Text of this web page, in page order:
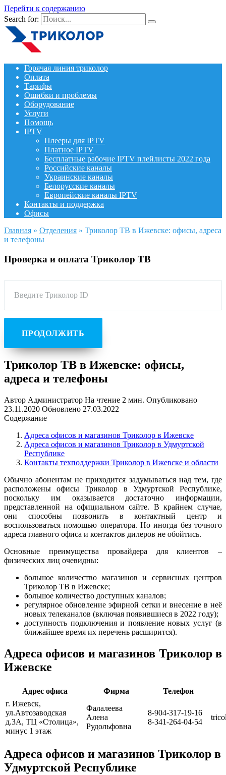
Перейти к содержанию
Search for:
Горячая линия триколор
Оплата
Тарифы
Ошибки и проблемы
Оборудование
Услуги
Помощь
IPTV
Плееры для IPTV
Платное IPTV
Бесплатные рабочие IPTV плейлисты 2022 года
Российские каналы
Украинские каналы
Белорусские каналы
Европейские каналы IPTV
Контакты и поддержка
Офисы
Главная » Отделения » Триколор ТВ в Ижевске: офисы, адреса
и телефоны
Проверка и оплата Триколор ТВ
Введите Триколор ID
ПРОДОЛЖИТЬ
Триколор ТВ в Ижевске: офисы,
адреса и телефоны
Автор Администратор На чтение 2 мин. Опубликовано
23.11.2020 Обновлено 27.03.2022
Содержание
Адреса офисов и магазинов Триколор в Ижевске
Адреса офисов и магазинов Триколор в Удмуртской
Республике
Контакты техподдержки Триколор в Ижевске и области
Обычно абонентам не приходится задумываться над тем, где
расположены офисы Триколор в Удмуртской Республике,
поскольку им оказывается достаточно информации,
представленной на официальном сайте. В крайнем случае,
они способны позвонить в контактный центр и
воспользоваться помощью оператора. Но иногда без точного
адреса главного офиса и контактов дилеров не обойтись.
Основные преимущества провайдера для клиентов –
физических лиц очевидны:
большое количество магазинов и сервисных центров
Триколор ТВ в Ижевске;
большое количество доступных каналов;
регулярное обновление эфирной сетки и внесение в неё
новых телеканалов (включая появившиеся в 2022 году);
доступность подключения и появление новых услуг (в
ближайшее время их перечень расширится).
Адреса офисов и магазинов Триколор в
Ижевске
Адрес офиса Фирма
Телефон
г. Ижевск,
ул.Автозаводская
д.3А, ТЦ «Столица»,
минус 1 этаж
Фалалеева
Алена
Рудольфовна
8-904-317-19-16
8-341-264-04-54
Адреса офисов и магазинов Триколор в
Удмуртской Республике